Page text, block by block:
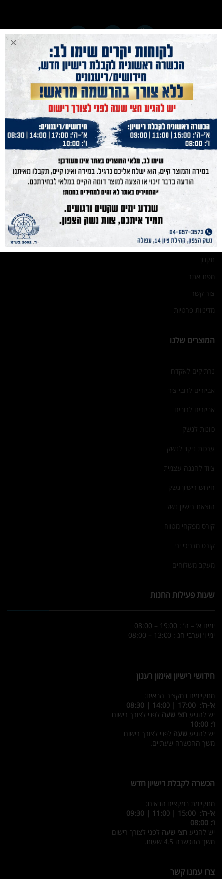
נשק הצפון
נשקים
חנות מוצרים
הכשרות
מועדון קליעה
בלוג
גלריה
תקנון
מפת אתר
צור קשר
מדיניות פרטיות
המוצרים שלנו
נרתיקים לאקדח
אביזרים לרובי ציד
אביזרים לרובים
כוונות לנשק
ערכות ניקוי לנשק
ציוד להגנה עצמית
חידוש רישיון נשק
הוצאת רישיון נשק
קורס מפקחי מטווח
קורס מדריכי ירי
מעקב משלוחים
שעות פעילות החנות
ימים א’ – ה’ : 19:00 – 08:00
ימי ו’ וערבי חג : 13:00 – 08:00
חידושי רישיון ואימון רענון
מתקיימים במקצים הבאים:
א’-ה’: 17:00 | 14:00 | 08:30
יש להגיע חצי שעה לפני לצורך רישום
ו’: 10:00
יש להגיע שעה לפני לצורך רישום
משך ההכשרה שעתיים.
הכשרה לקבלת רישיון חדש
מתקיימת במקצים הבאים:
א’-ה’: 15:00 | 11:00 | 09:30
ו’: 08:00
יש להגיע חצי שעה לפני לצורך רישום
משך ההכשרה 4.5 שעות.
צרו עמנו קשר